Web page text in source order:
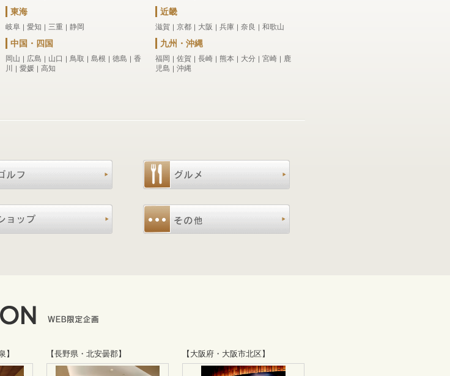
東海
岐阜 ｜ 愛知 ｜ 三重 ｜ 静岡
近畿
滋賀 ｜ 京都 ｜ 大阪 ｜ 兵庫 ｜ 奈良 ｜ 和歌山
中国・四国
岡山 ｜ 広島 ｜ 山口 ｜ 鳥取 ｜ 島根 ｜ 徳島 ｜ 香
川
｜ 愛媛 ｜ 高知
九州・沖縄
福岡 ｜ 佐賀 ｜ 長崎 ｜ 熊本 ｜ 大分 ｜ 宮崎 ｜ 鹿
児島 ｜ 沖縄
】 【長野県・北安曇郡】 【大阪府・大阪市北区】